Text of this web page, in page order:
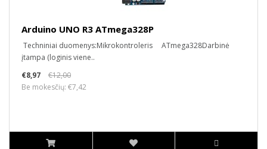
Arduino UNO R3 ATmega328P
Techniniai duomenys:Mikrokontroleris ATmega328Darbinė
įtampa (loginis viene..
€8,97
€12,00
Be mokesčių: €7,42